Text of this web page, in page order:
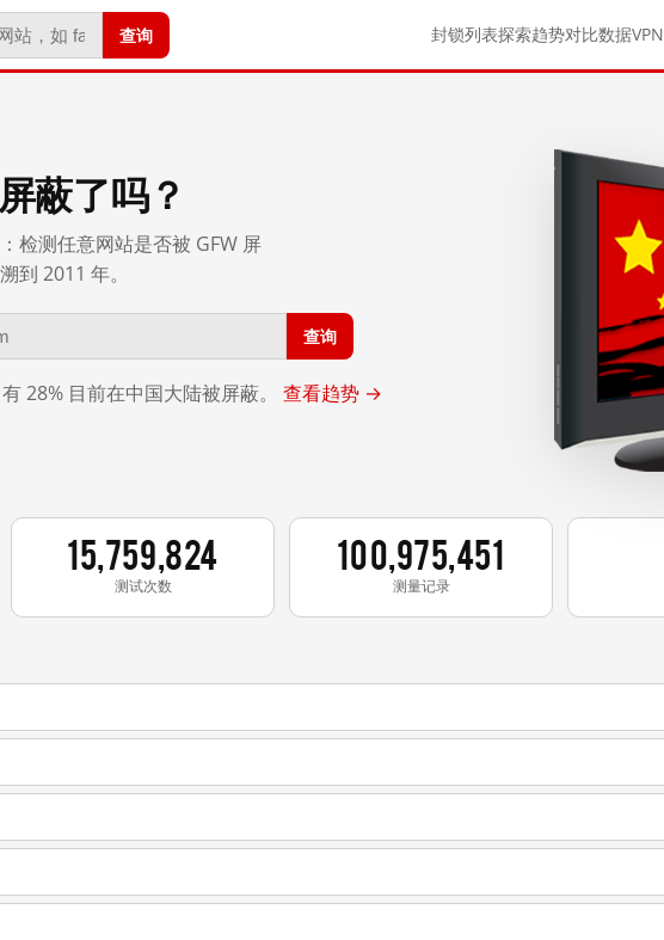
查询 封锁列表探索趋势对比数据VPN
蔽了吗？
检测任意网站是否被 GFW 屏
到 2011 年。
查询
28% 目前在中国大陆被屏蔽。 查看趋势 →
15,759,824
测试次数
100,975,451
测量记录